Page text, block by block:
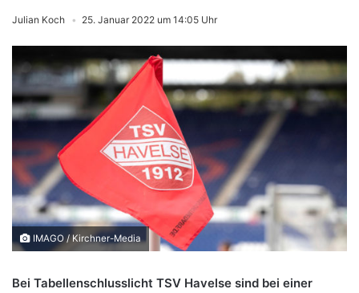
Julian Koch 25. Januar 2022 um 14:05 Uhr
IMAGO / Kirchner-Media
Bei Tabellenschlusslicht TSV Havelse sind bei einer